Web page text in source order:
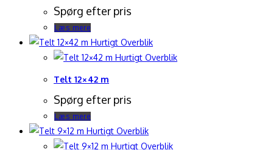
Spørg efter pris
Læs mere
Hurtigt Overblik
Hurtigt Overblik
Telt 12×42 m
Spørg efter pris
Læs mere
Hurtigt Overblik
Hurtigt Overblik